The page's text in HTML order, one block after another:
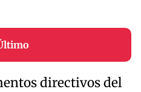
directivos del